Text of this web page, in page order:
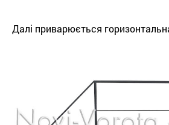
Далі приварюється